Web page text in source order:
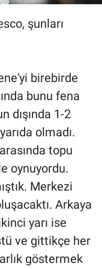
şunları
birebirde
bunu fena
dışında 1-2
olmadı.
topu
oynuyordu.
Merkezi
Arkaya
yarı ise
ve gittikçe her
göstermek